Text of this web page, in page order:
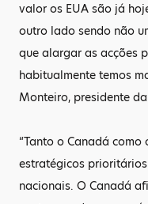
valor os EUA são já
outro lado sendo não
que alargar as acções
habitualmente temos
Monteiro, presidente
“Tanto o Canadá como
estratégicos
nacionais. O Canadá